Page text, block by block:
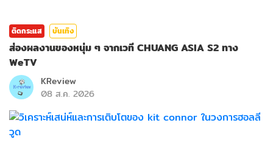
ติดกระแส บันเทิง
ส่องผลงานของหนุ่ม ๆ จากเวที CHUANG ASIA S2 ทาง
WeTV
KReview
08 ส.ค. 2026